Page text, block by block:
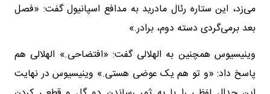
می‌زد، این ستاره رئال مادرید به مدافع اسپانیول گفت: «فصل
بعد برمی‌گردی دسته دوم، برادر.»
وینیسیوس همچنین به الهلالی گفت: «افتضاحی.» الهلالی هم
پاسخ داد: «و تو هم یک عوضی هستی.» وینیسیوس در نهایت